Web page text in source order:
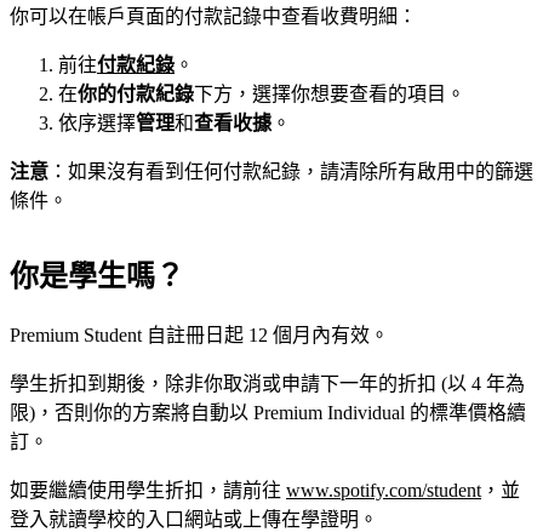
你可以在帳戶頁面的付款記錄中查看收費明細：
前往付款紀錄 。
在你的付款紀錄下方，選擇你想要查看的項目。
依序選擇管理和查看收據 。
注意 ：如果沒有看到任何付款紀錄，請清除所有啟用中的篩選
條件。
你是學生嗎？
Premium Student 自註冊日起 12 個月內有效。
學生折扣到期後，除非你取消或申請下一年的折扣 (以 4 年為
限)，否則你的方案將自動以 Premium Individual 的標準價格續
訂。
如要繼續使用學生折扣，請前往 www.spotify.com/student ，並
登入就讀學校的入口網站或上傳在學證明。